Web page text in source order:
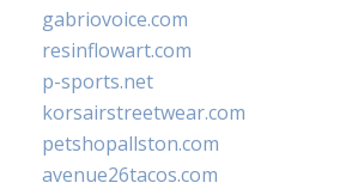
gabriovoice.com
resinflowart.com
p-sports.net
korsairstreetwear.com
petshopallston.com
avenue26tacos.com